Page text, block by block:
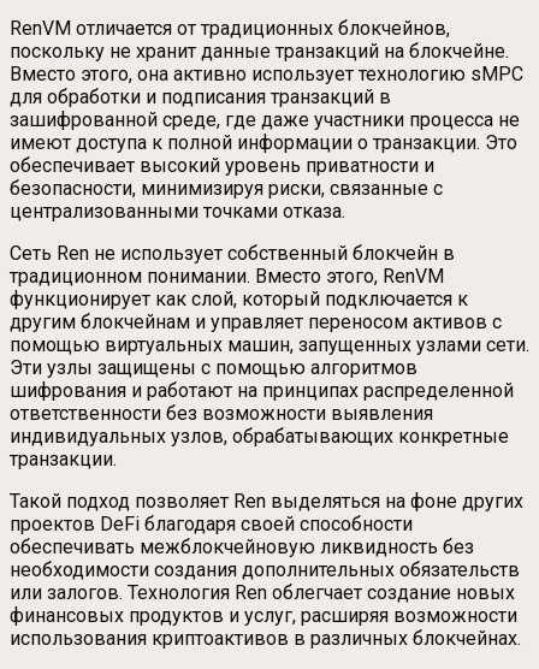
RenVM отличается от традиционных блокчейнов,
поскольку не хранит данные транзакций на блокчейне.
Вместо этого, она активно использует технологию sMPC
для обработки и подписания транзакций в
зашифрованной среде, где даже участники процесса не
имеют доступа к полной информации о транзакции. Это
обеспечивает высокий уровень приватности и
безопасности, минимизируя риски, связанные с
централизованными точками отказа.
Сеть Ren не использует собственный блокчейн в
традиционном понимании. Вместо этого, RenVM
функционирует как слой, который подключается к
другим блокчейнам и управляет переносом активов с
помощью виртуальных машин, запущенных узлами сети.
Эти узлы защищены с помощью алгоритмов
шифрования и работают на принципах распределенной
ответственности без возможности выявления
индивидуальных узлов, обрабатывающих конкретные
транзакции.
Такой подход позволяет Ren выделяться на фоне других
проектов DeFi благодаря своей способности
обеспечивать межблокчейновую ликвидность без
необходимости создания дополнительных обязательств
или залогов. Технология Ren облегчает создание новых
финансовых продуктов и услуг, расширяя возможности
использования криптоактивов в различных блокчейнах.